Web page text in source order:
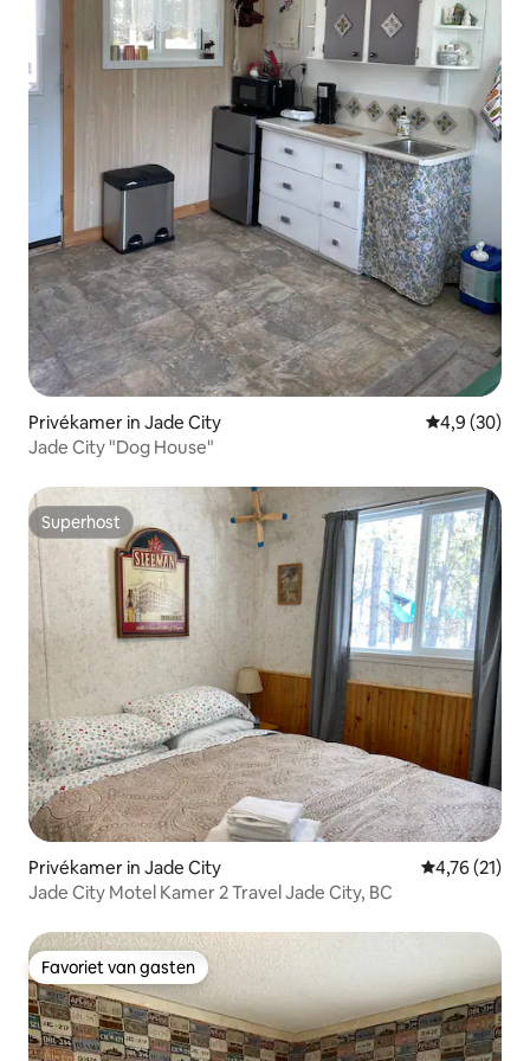
Privékamer in Jade City Gemiddelde
4,9 (30)
Jade City "Dog House"
Superhost
Superhost
Privékamer in Jade City Gemiddelde
4,76 (21)
Jade City Motel Kamer 2 Travel Jade City, BC
Favoriet van gasten
Favoriet van gasten